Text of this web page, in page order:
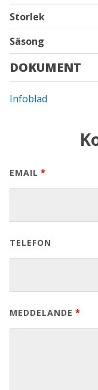
Storlek
Säsong
DOKUMENT
Infoblad
EMAIL
TELEFON
MEDDELANDE